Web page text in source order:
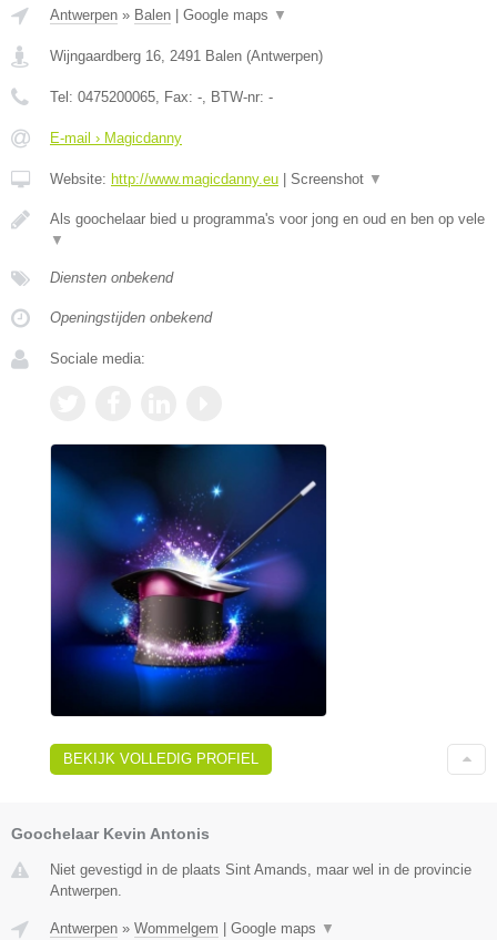
Antwerpen » Balen Google maps ▼
Wijngaardberg 16 2491 Balen (Antwerpen)
Tel: 0475200065 , Fax: - , BTW-nr: -
E-mail › Magicdanny
Website: http://www.magicdanny.eu Screenshot ▼
Als goochelaar bied u programma's voor jong en oud en ben op vele
▼
Diensten onbekend
Openingstijden onbekend
Sociale media:
BEKIJK VOLLEDIG PROFIEL
Goochelaar Kevin Antonis
Niet gevestigd in de plaats Sint Amands, maar wel in de provincie
Antwerpen.
Antwerpen » Wommelgem Google maps ▼